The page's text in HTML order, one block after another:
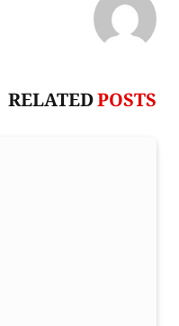
RELATEDPOSTS